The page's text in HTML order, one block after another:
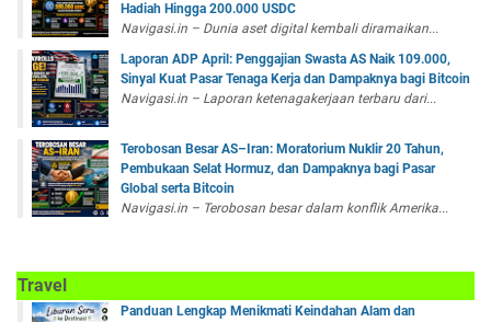
Hadiah Hingga 200.000 USDC
Navigasi.in – Dunia aset digital kembali diramaikan...
Laporan ADP April: Penggajian Swasta AS Naik 109.000,
Sinyal Kuat Pasar Tenaga Kerja dan Dampaknya bagi Bitcoin
Navigasi.in – Laporan ketenagakerjaan terbaru dari...
Terobosan Besar AS–Iran: Moratorium Nuklir 20 Tahun,
Pembukaan Selat Hormuz, dan Dampaknya bagi Pasar
Global serta Bitcoin
Navigasi.in – Terobosan besar dalam konflik Amerika...
Travel
Panduan Lengkap Menikmati Keindahan Alam dan